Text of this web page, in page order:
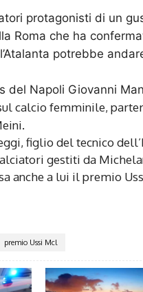
protagonisti di un
Roma che ha
potrebbe
del Napoli Giovanni
ul calcio femminile,
figlio del tecnico
gestiti da
anche a lui il premio
premio Ussi Mcl